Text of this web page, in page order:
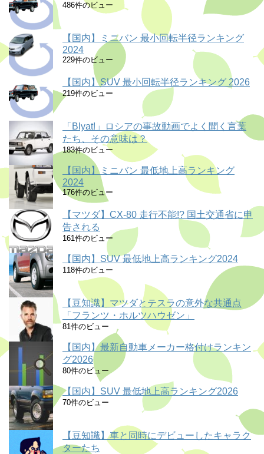
486件のビュー
【国内】ミニバン 最小回転半径ランキング
2024
229件のビュー
【国内】SUV 最小回転半径ランキング 2026
219件のビュー
「Blyat!」ロシアの事故動画でよく聞く言葉
たち、その意味は？
183件のビュー
【国内】ミニバン 最低地上高ランキング
2024
176件のビュー
【マツダ】CX-80 走行不能!? 国土交通省に申
告される
161件のビュー
【国内】SUV 最低地上高ランキング2024
118件のビュー
【豆知識】マツダとテスラの意外な共通点
「フランツ・ホルツハウゼン」
81件のビュー
【国内】最新自動車メーカー格付けランキン
グ2026
80件のビュー
【国内】SUV 最低地上高ランキング2026
70件のビュー
【豆知識】車と同時にデビューしたキャラク
ターたち